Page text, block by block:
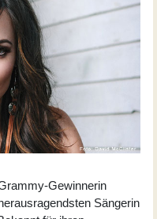
Gewinnerin
Sängerin